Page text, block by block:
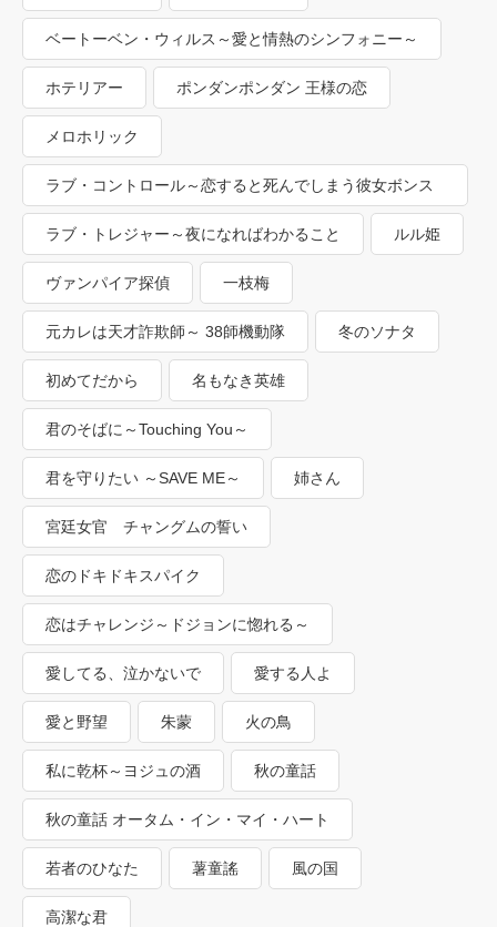
ベートーベン・ウィルス～愛と情熱のシンフォニー～
ホテリアー ポンダンポンダン 王様の恋
メロホリック
ラブ・コントロール～恋すると死んでしまう彼女ボンス
ン
ラブ・トレジャー～夜になればわかること ルル姫
ヴァンパイア探偵 一枝梅
元カレは天才詐欺師～ 38師機動隊 冬のソナタ
初めてだから 名もなき英雄
君のそばに～Touching You～
君を守りたい ～SAVE ME～ 姉さん
宮廷女官 チャングムの誓い
恋のドキドキスパイク
恋はチャレンジ～ドジョンに惚れる～
愛してる、泣かないで 愛する人よ
愛と野望 朱蒙 火の鳥
私に乾杯～ヨジュの酒 秋の童話
秋の童話 オータム・イン・マイ・ハート
若者のひなた 薯童謠 風の国
高潔な君